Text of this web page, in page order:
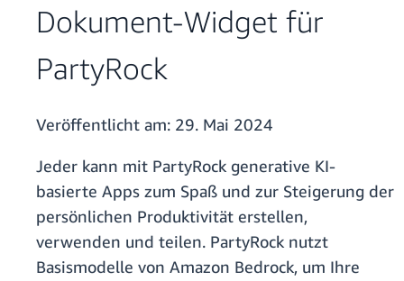
Dokument-Widget für
PartyRock
Veröffentlicht am: 29. Mai 2024
Jeder kann mit PartyRock generative KI-
basierte Apps zum Spaß und zur Steigerung der
persönlichen Produktivität erstellen,
verwenden und teilen. PartyRock nutzt
Basismodelle von Amazon Bedrock, um Ihre